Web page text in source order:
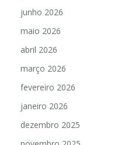
junho 2026
maio 2026
abril 2026
março 2026
fevereiro 2026
janeiro 2026
dezembro 2025